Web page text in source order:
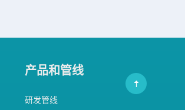
产品和管线
研发管线